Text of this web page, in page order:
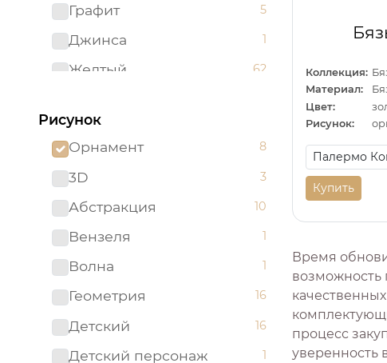
Графит 5
Джинса 1
Желтый 62
Золотистый
Золотой
Изумрудный
Капучино
Коричневый
Красный
Ментоловый
Мятный
Рисунок
Орнамент
8
3D 3
Абстракция 10
Вензеля 1
Волна 1
Геометрия 16
Детский 16
Детский персонаж 1
Коллекция:
Материал:
Цвет:
Рисунок:
Купить
Время
возможность
процесс
уверенность